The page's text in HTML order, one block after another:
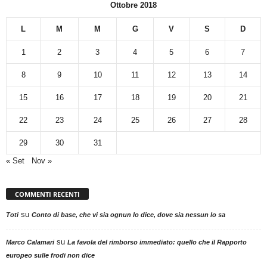
Ottobre 2018
L M M G V S D
1 2 3 4 5 6 7
8 9 10 11 12 13 14
15 16 17 18 19 20 21
22 23 24 25 26 27 28
29 30
31
« Set
Nov »
COMMENTI RECENTI
Totisu Conto di base, che vi sia ognun lo dice, dove sia nessun lo sa
Marco Calamarisu La favola del rimborso immediato: quello che il Rapporto
europeo sulle frodi non dice